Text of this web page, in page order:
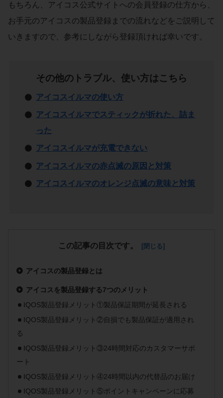
もちろん、アイコス公式サイトへの会員登録の仕方から、
お手元のアイコスの製品登録までの流れなどをご説明して
いきますので、参考にしながら登録頂ければ幸いです。
その他のトラブル、使い方はこちら
アイコスイルマの使い方
アイコスイルマでスティックが折れた、詰ま
った
アイコスイルマが充電できない
アイコスイルマの赤点滅の原因と対策
アイコスイルマのオレンジ点滅の意味と対策
この記事の目次です。
アイコスの製品登録とは
アイコスを製品登録する7つのメリット
IQOS製品登録メリット①製品保証期間が延長される
IQOS製品登録メリット②自損でも製品保証が適用され
る
IQOS製品登録メリット③24時間対応のカスタマーサポ
ート
IQOS製品登録メリット④24時間以内の代替品のお届け
IQOS製品登録メリット⑤ポイントキャンペーンに応募